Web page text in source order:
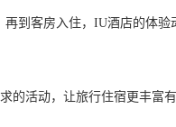
再到客房入住，IU酒店的体验
的活动，让旅行住宿更丰富有